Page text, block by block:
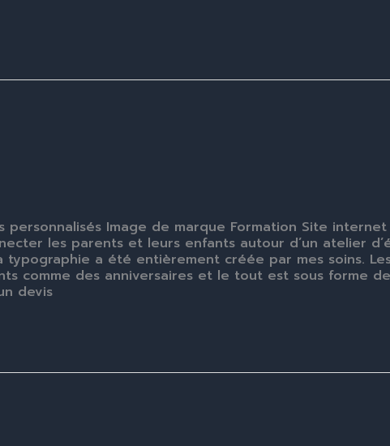
personnalisés Image de marque Formation Site
les parents et leurs enfants autour d’un atelier
typographie a été entièrement créée par mes soins.
comme des anniversaires et le tout est sous forme
devis